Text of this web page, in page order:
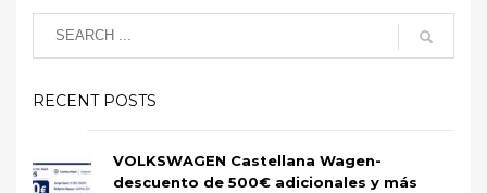
RECENT POSTS
VOLKSWAGEN Castellana Wagen-
descuento de 500€ adicionales y más